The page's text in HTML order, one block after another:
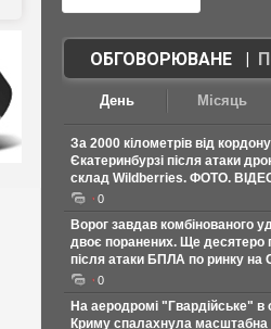
ОБГОВОРЮВАНЕ|
День Місяць
За 2000 кілометрів від
Єкатеринбурзі після атаки
склад Wildberries. ФОТО.
0
Ворог завдав комбінованого
двоє поранених. Ще десятеро
після атаки БПЛА по ринку
0
На аеродромі "Гвардійське" в
Криму спалахнула масштабна